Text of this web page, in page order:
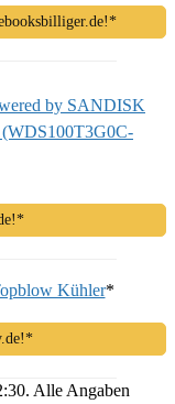
by SANDISK
Kühler*
Alle Angaben